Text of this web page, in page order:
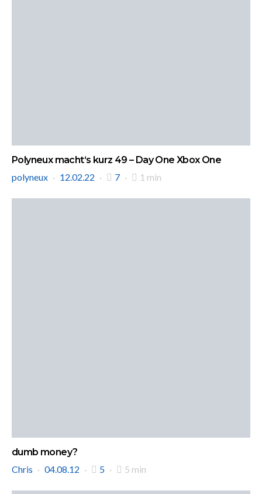
Polyneux macht‘s kurz 49 – Day One Xbox One
polyneux
12.02.22 7 1 min
dumb money?
Chris
04.08.12 5 5 min